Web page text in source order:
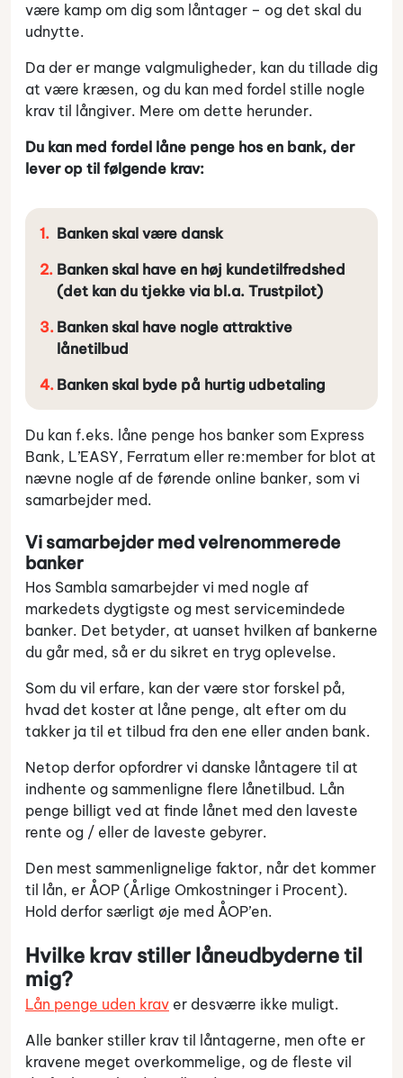
være kamp om dig som låntager – og det skal du
udnytte.
Da der er mange valgmuligheder, kan du tillade dig
at være kræsen, og du kan med fordel stille nogle
krav til långiver. Mere om dette herunder.
Du kan med fordel låne penge hos en bank, der
lever op til følgende krav:
Banken skal være dansk
Banken skal have en høj kundetilfredshed
(det kan du tjekke via bl.a. Trustpilot)
Banken skal have nogle attraktive
lånetilbud
Banken skal byde på hurtig udbetaling
Du kan f.eks. låne penge hos banker som Express
Bank, L’EASY, Ferratum eller re:member for blot at
nævne nogle af de førende online banker, som vi
samarbejder med.
Vi samarbejder med velrenommerede
banker
Hos Sambla samarbejder vi med nogle af
markedets dygtigste og mest servicemindede
banker. Det betyder, at uanset hvilken af bankerne
du går med, så er du sikret en tryg oplevelse.
Som du vil erfare, kan der være stor forskel på,
hvad det koster at låne penge, alt efter om du
takker ja til et tilbud fra den ene eller anden bank.
Netop derfor opfordrer vi danske låntagere til at
indhente og sammenligne flere lånetilbud. Lån
penge billigt ved at finde lånet med den laveste
rente og / eller de laveste gebyrer.
Den mest sammenlignelige faktor, når det kommer
til lån, er ÅOP (Årlige Omkostninger i Procent).
Hold derfor særligt øje med ÅOP’en.
Hvilke krav stiller låneudbyderne til
mig?
Lån penge uden krav er desværre ikke muligt.
Alle banker stiller krav til låntagerne, men ofte er
kravene meget overkommelige, og de fleste vil